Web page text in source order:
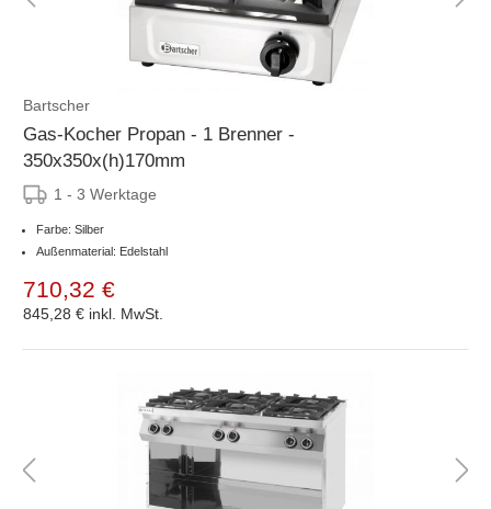
Bartscher
Gas-Kocher Propan - 1 Brenner -
350x350x(h)170mm
1 - 3 Werktage
Farbe: Silber
Außenmaterial: Edelstahl
710,32 €
845,28 € inkl. MwSt.